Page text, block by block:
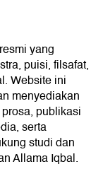
yang
puisi, filsafat,
Website ini
menyediakan
publikasi
serta
studi dan
Allama Iqbal.